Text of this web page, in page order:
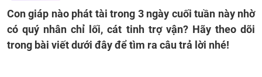
Con giáp nào phát tài trong 3 ngày cuối tuần này nhờ
có quý nhân chỉ lối, cát tinh trợ vận? Hãy theo dõi
trong bài viết dưới đây để tìm ra câu trả lời nhé!